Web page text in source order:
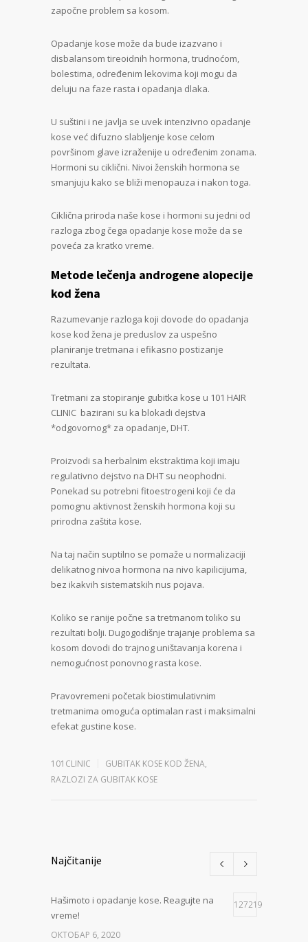
započne problem sa kosom.
Opadanje kose može da bude izazvano i
disbalansom tireoidnih hormona, trudnoćom,
bolestima, određenim lekovima koji mogu da
deluju na faze rasta i opadanja dlaka.
U suštini i ne javlja se uvek intenzivno opadanje
kose već difuzno slabljenje kose celom
površinom glave izraženije u određenim zonama.
Hormoni su ciklični. Nivoi ženskih hormona se
smanjuju kako se bliži menopauza i nakon toga.
Ciklična priroda naše kose i hormoni su jedni od
razloga zbog čega opadanje kose može da se
poveća za kratko vreme.
Metode lečenja androgene alopecije
kod žena
Razumevanje razloga koji dovode do opadanja
kose kod žena je preduslov za uspešno
planiranje tretmana i efikasno postizanje
rezultata.
Tretmani za stopiranje gubitka kose u 101 HAIR
CLINIC bazirani su ka blokadi dejstva
*odgovornog* za opadanje, DHT.
Proizvodi sa herbalnim ekstraktima koji imaju
regulativno dejstvo na DHT su neophodni.
Ponekad su potrebni fitoestrogeni koji će da
pomognu aktivnost ženskih hormona koji su
prirodna zaštita kose.
Na taj način suptilno se pomaže u normalizaciji
delikatnog nivoa hormona na nivo kapilicijuma,
bez ikakvih sistematskih nus pojava.
Koliko se ranije počne sa tretmanom toliko su
rezultati bolji. Dugogodišnje trajanje problema sa
kosom dovodi do trajnog uništavanja korena i
nemogućnost ponovnog rasta kose.
Pravovremeni početak biostimulativnim
tretmanima omoguća optimalan rast i maksimalni
efekat gustine kose.
101CLINIC GUBITAK KOSE KOD ŽENA,
RAZLOZI ZA GUBITAK KOSE
Najčitanije
Hašimoto i opadanje kose. Reagujte na
vreme!
127219
ОКТОБАР 6, 2020